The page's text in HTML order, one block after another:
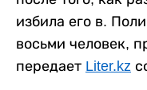
избила его в.
восьми человек,
передает Liter.kz